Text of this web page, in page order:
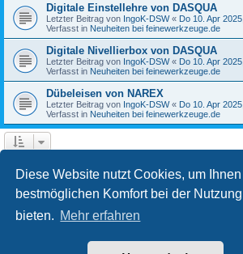
Diese Website nutzt Cookies, um
bestmöglichen Komfort bei der
bieten. Mehr erfahren
Digitale Einstellehre von DASQUA
Letzter Beitrag von IngoK-DSW« Do 10. Apr
Verfasst in Neuheiten bei feinewerkzeuge.de
Digitale Nivellierbox von DASQUA
Letzter Beitrag von IngoK-DSW« Do 10. Apr
Verfasst in Neuheiten bei feinewerkzeuge.de
Dübeleisen von NAREX
Letzter Beitrag von IngoK-DSW« Do 10. Apr
Verfasst in Neuheiten bei feinewerkzeuge.de